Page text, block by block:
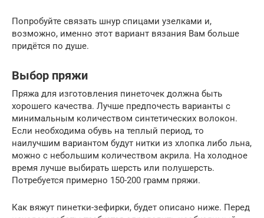
Попробуйте связать шнур спицами узелками и,
возможно, именно этот вариант вязания Вам больше
придётся по душе.
Выбор пряжи
Пряжа для изготовления пинеточек должна быть
хорошего качества. Лучше предпочесть варианты с
минимальным количеством синтетических волокон.
Если необходима обувь на теплый период, то
наилучшим вариантом будут нитки из хлопка либо льна,
можно с небольшим количеством акрила. На холодное
время лучше выбирать шерсть или полушерсть.
Потребуется примерно 150-200 грамм пряжи.
Как вяжут пинетки-зефирки, будет описано ниже. Перед